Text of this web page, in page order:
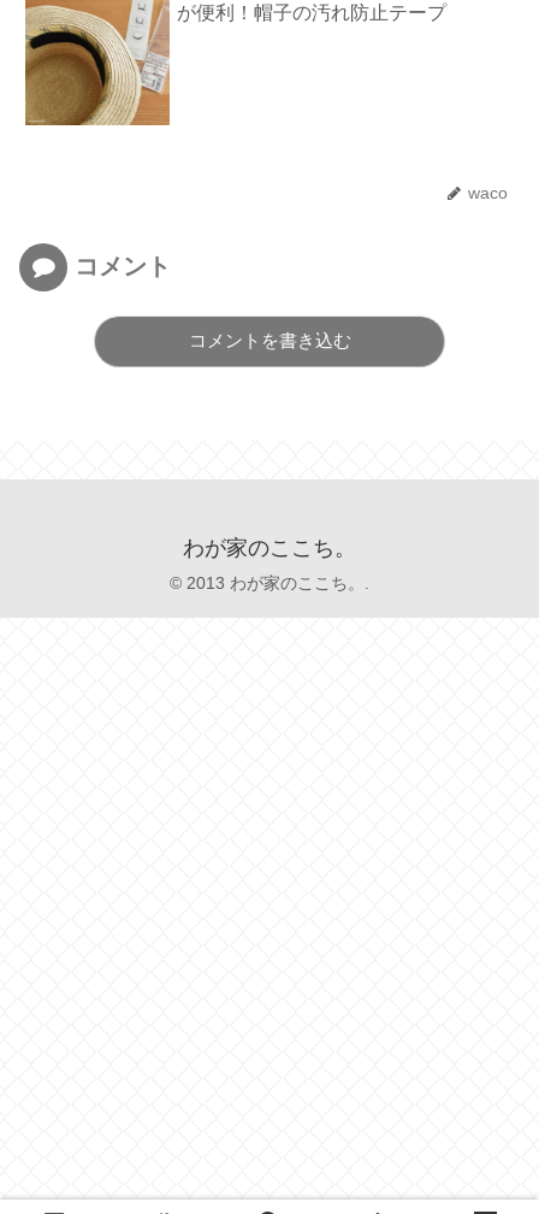
が便利！帽子の汚れ防止テープ
waco
コメント
コメントを書き込む
わが家のここち。
© 2013 わが家のここち。.